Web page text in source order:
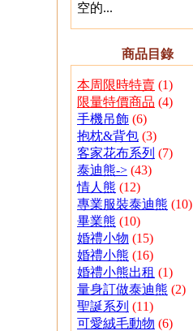
空的...
商品目錄
本周限時特賣 (1)
限量特價商品 (4)
手機吊飾 (6)
抱枕&背包 (3)
客家花布系列 (7)
泰迪熊-> (43)
情人熊 (12)
專業服裝泰迪熊 (10)
畢業熊 (10)
婚禮小物 (15)
婚禮小熊 (16)
婚禮小熊出租 (1)
量身訂做泰迪熊 (2)
聖誕系列 (11)
可愛絨毛動物 (6)